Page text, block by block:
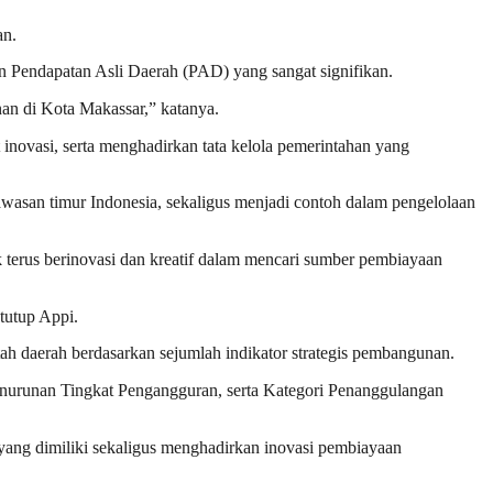
Pendapatan Asli Daerah (PAD) yang sangat signifikan.
di Kota Makassar,” katanya.
serta menghadirkan tata kelola pemerintahan yang
timur Indonesia, sekaligus menjadi contoh dalam pengelolaan
berinovasi dan kreatif dalam mencari sumber pembiayaan
Appi.
daerah berdasarkan sejumlah indikator strategis pembangunan.
Tingkat Pengangguran, serta Kategori Penanggulangan
dimiliki sekaligus menghadirkan inovasi pembiayaan